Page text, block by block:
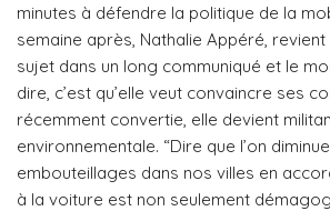
minutes à défendre la politique de la
semaine après, Nathalie Appéré, revient
sujet dans un long communiqué et le
dire, c’est qu’elle veut convaincre ses
récemment convertie, elle devient
environnementale. “Dire que l’on
embouteillages dans nos villes en
à la voiture est non seulement